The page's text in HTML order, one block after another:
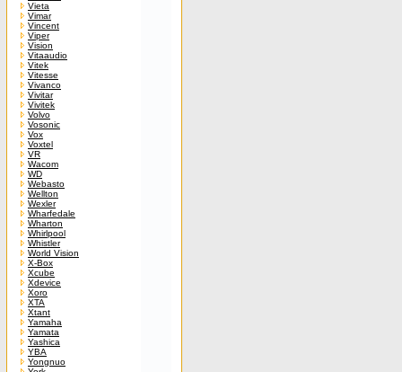
Vieta
Vimar
Vincent
Viper
Vision
Vitaaudio
Vitek
Vitesse
Vivanco
Vivitar
Vivitek
Volvo
Vosonic
Vox
Voxtel
VR
Wacom
WD
Webasto
Wellton
Wexler
Wharfedale
Wharton
Whirlpool
Whistler
World Vision
X-Box
Xcube
Xdevice
Xoro
XTA
Xtant
Yamaha
Yamata
Yashica
YBA
Yongnuo